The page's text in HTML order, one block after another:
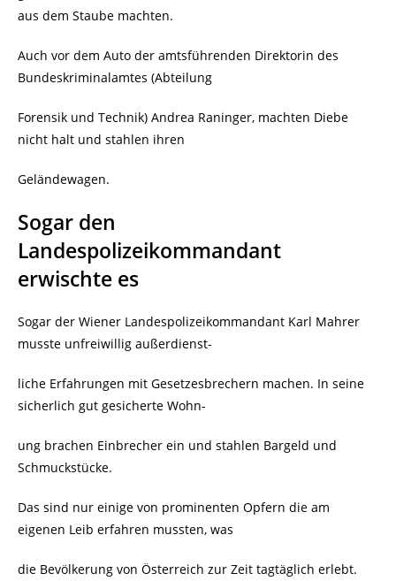
aus dem Staube machten.
Auch vor dem Auto der amtsführenden Direktorin des
Bundeskriminalamtes (Abteilung
Forensik und Technik) Andrea Raninger, machten Diebe
nicht halt und stahlen ihren
Geländewagen.
Sogar den
Landespolizeikommandant
erwischte es
Sogar der Wiener Landespolizeikommandant Karl Mahrer
musste unfreiwillig außerdienst-
liche Erfahrungen mit Gesetzesbrechern machen. In seine
sicherlich gut gesicherte Wohn-
ung brachen Einbrecher ein und stahlen Bargeld und
Schmuckstücke.
Das sind nur einige von prominenten Opfern die am
eigenen Leib erfahren mussten, was
die Bevölkerung von Österreich zur Zeit tagtäglich erlebt.